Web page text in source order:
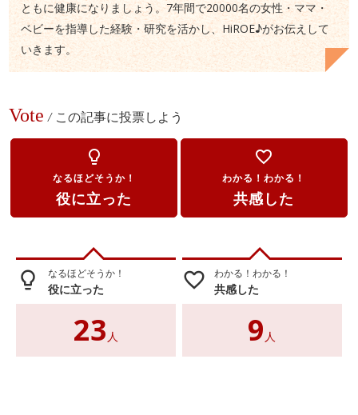
ともに健康になりましょう。7年間で20000名の女性・ママ・
ベビーを指導した経験・研究を活かし、HiROE♪がお伝えして
いきます。
Vote / この記事に投票しよう
lightbulb_outline
なるほどそうか！
役に立った
favorite_border
わかる！わかる！
共感した
lightbulb_outline なるほどそうか！
役に立った
23 人
favorite_border わかる！わかる！
共感した
9 人